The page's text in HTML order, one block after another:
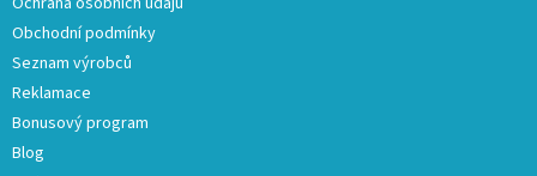
Obchodní podmínky
Seznam výrobců
Reklamace
Bonusový program
Blog